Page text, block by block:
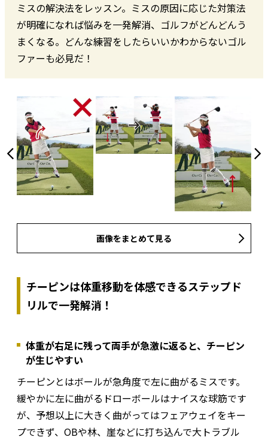
ミスの解決法をレッスン。ミスの原因に応じた対策法
が明確になれば悩みを一発解消、ゴルフがどんどんう
まくなる。どんな練習をしたらいいかわからないゴル
ファーも必見だ！
画像をまとめて見る
チーピンは体重移動を体感できるステップド
リルで一発解消！
体重が右足に残って両手が急激に返ると、チーピン
が生じやすい
チーピンとはボールが急角度で左に曲がるミスです。
緩やかに左に曲がるドローボールはナイスな球筋です
が、予想以上に大きく曲がってはフェアウェイをキー
プできず、OBや林、崖などに打ち込んで大トラブル